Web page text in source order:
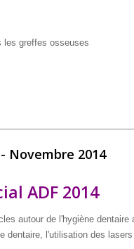
les greffes osseuses
Novembre 2014
ADF 2014
autour de l'hygiène
dentaire, l'utilisation des